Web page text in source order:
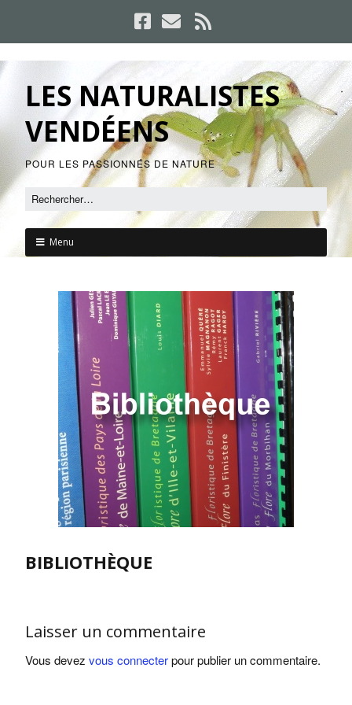
LES NATURALISTES
VENDÉENS
POUR LES PASSIONNÉS DE NATURE
Menu
BIBLIOTHÈQUE
Laisser un commentaire
Vous devez vous connecterpour publier un commentaire.